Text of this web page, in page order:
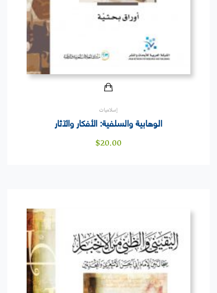
إسلاميات
الوهابية والسلفية: الأفكار والآثار
$20.00